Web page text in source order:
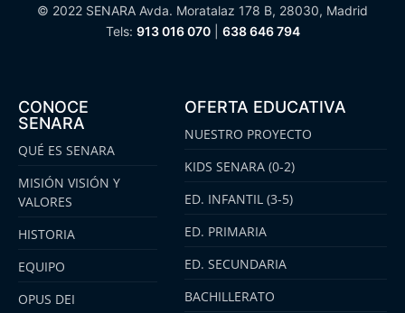
© 2022 SENARA Avda. Moratalaz 178 B, 28030, Madrid
Tels: 913 016 070| 638 646 794
CONOCE
SENARA
QUÉ ES SENARA
MISIÓN VISIÓN Y
VALORES
HISTORIA
EQUIPO
OPUS DEI
OFERTA EDUCATIVA
NUESTRO PROYECTO
KIDS SENARA (0-2)
ED. INFANTIL (3-5)
ED. PRIMARIA
ED. SECUNDARIA
BACHILLERATO